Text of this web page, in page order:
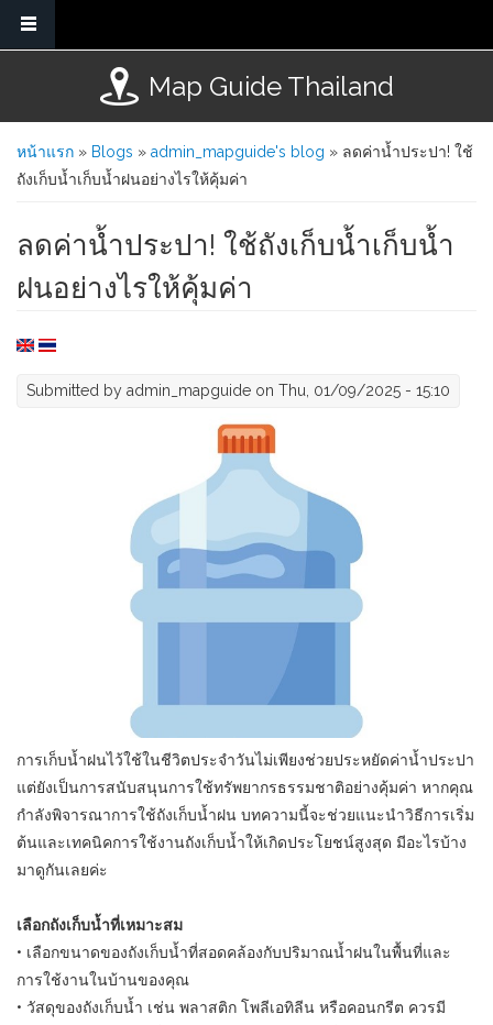
Skip to main content
Map Guide Thailand
You are here
หน้าแรก » Blogs » admin_mapguide's blog » ลดค่าน้ำประปา! ใช้
ถังเก็บน้ำเก็บน้ำฝนอย่างไรให้คุ้มค่า
ลดค่าน้ำประปา! ใช้ถังเก็บน้ำเก็บน้ำ
ฝนอย่างไรให้คุ้มค่า
Submitted by admin_mapguide on Thu, 01/09/2025 - 15:10
การเก็บน้ำฝนไว้ใช้ในชีวิตประจำวันไม่เพียงช่วยประหยัดค่าน้ำประปา
แต่ยังเป็นการสนับสนุนการใช้ทรัพยากรธรรมชาติอย่างคุ้มค่า หากคุณ
กำลังพิจารณาการใช้ถังเก็บน้ำฝน บทความนี้จะช่วยแนะนำวิธีการเริ่ม
ต้นและเทคนิคการใช้งานถังเก็บน้ำให้เกิดประโยชน์สูงสุด มีอะไรบ้าง
มาดูกันเลยค่ะ
เลือกถังเก็บน้ำที่เหมาะสม
• เลือกขนาดของถังเก็บน้ำที่สอดคล้องกับปริมาณน้ำฝนในพื้นที่และ
การใช้งานในบ้านของคุณ
• วัสดุของถังเก็บน้ำ เช่น พลาสติก โพลีเอทิลีน หรือคอนกรีต ควรมี